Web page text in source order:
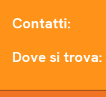
Contatti:
Dove si trova: